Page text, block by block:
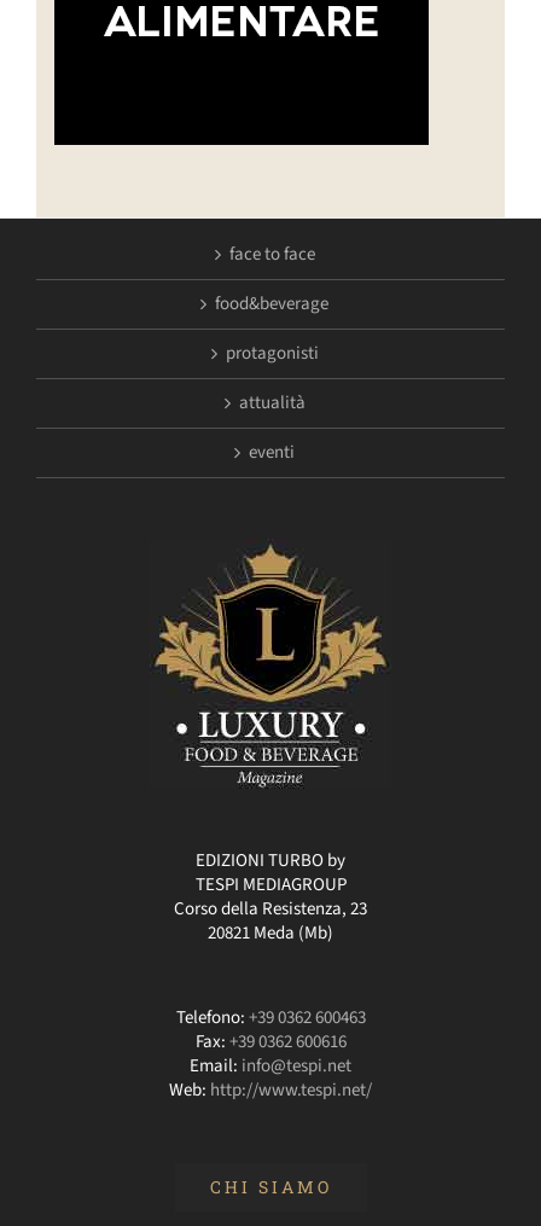
face to face
food&beverage
protagonisti
attualità
eventi
EDIZIONI TURBO by
TESPI MEDIAGROUP
Corso della Resistenza, 23
20821 Meda (Mb)
Telefono:+39 0362 600463
Fax:+39 0362 600616
Email: info@tespi.net
Web: http://www.tespi.net/
CHI SIAMO